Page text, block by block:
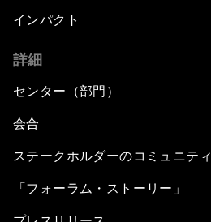
インパクト
詳細
センター（部門）
会合
ステークホルダーのコミュニティ
「フォーラム・ストーリー」